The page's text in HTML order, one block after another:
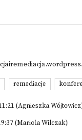
remediacje
(Agnieszka
(Mariola Wilczak)